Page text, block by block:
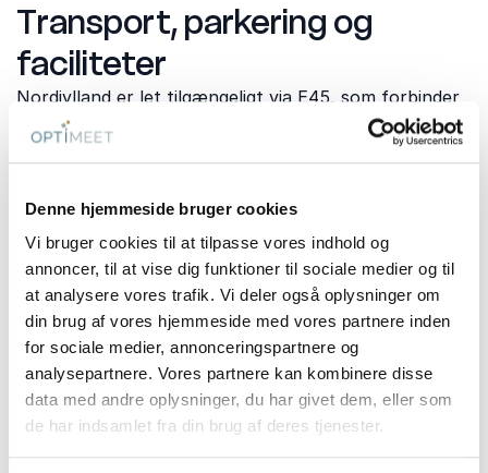
Denne hjemmeside bruger cookies
Vi bruger cookies til at tilpasse vores indhold og
annoncer, til at vise dig funktioner til sociale medier og til
at analysere vores trafik. Vi deler også oplysninger om
din brug af vores hjemmeside med vores partnere inden
for sociale medier, annonceringspartnere og
analysepartnere. Vores partnere kan kombinere disse
data med andre oplysninger, du har givet dem, eller som
de har indsamlet fra din brug af deres tjenester.
Transport, parkering og
faciliteter
Nordjylland er let tilgængeligt via E45, som forbinder
Aalborg med resten af landet. Aalborg Station har
direkte togforbindelser mod Aarhus og København,
der rejser med fly.
Vælg gerne kursuslokaler med stabil
internetforbindelse, moderne AV-udstyr og fleksible
undervisningsrum. Skal dele af kurset gennemføres
som hybridundervisning, er professionelt lyd- og
videoudstyr en væsentlig fordel.
Praktiske spørgsmål